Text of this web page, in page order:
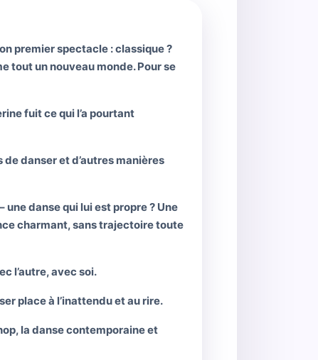
premier spectacle : classique ?
tout un nouveau monde. Pour se
fuit ce qui l’a pourtant
danser et d’autres manières
danse qui lui est propre ? Une
charmant, sans trajectoire toute
l’autre, avec soi.
place à l’inattendu et au rire.
la danse contemporaine et